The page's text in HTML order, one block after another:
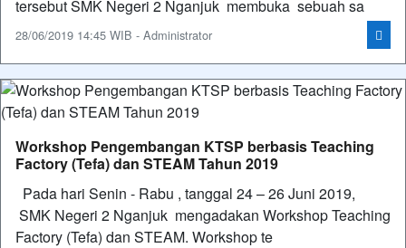
tersebut SMK Negeri 2 Nganjuk membuka sebuah sa
28/06/2019 14:45 WIB - Administrator
Workshop Pengembangan KTSP berbasis Teaching
Factory (Tefa) dan STEAM Tahun 2019
Pada hari Senin - Rabu , tanggal 24 – 26 Juni 2019,
SMK Negeri 2 Nganjuk mengadakan Workshop Teaching
Factory (Tefa) dan STEAM. Workshop te